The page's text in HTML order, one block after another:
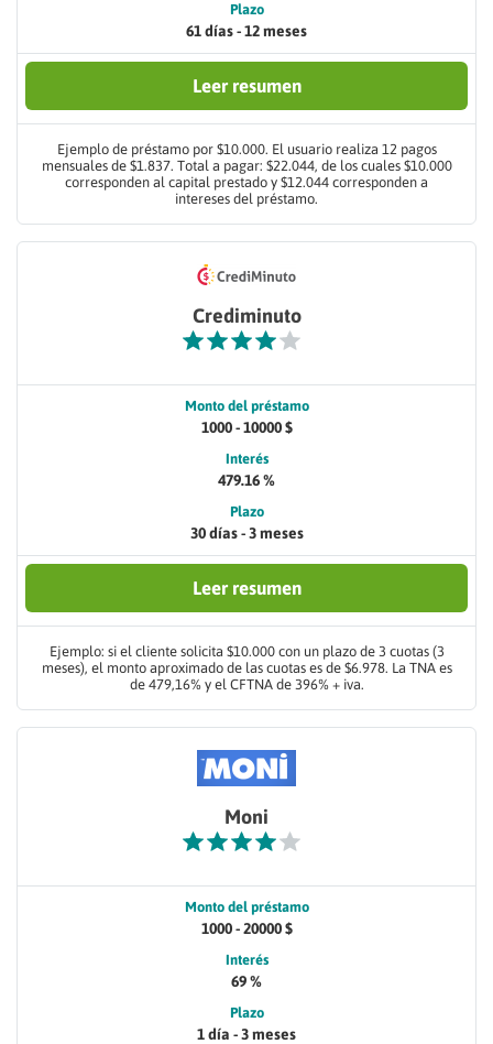
Plazo
61 días - 12 meses
Leer resumen
Ejemplo de préstamo por $10.000. El usuario realiza 12 pagos
mensuales de $1.837. Total a pagar: $22.044, de los cuales $10.000
corresponden al capital prestado y $12.044 corresponden a
intereses del préstamo.
Crediminuto
Monto del préstamo
1000 - 10000 $
Interés
479.16 %
Plazo
30 días - 3 meses
Leer resumen
Ejemplo: si el cliente solicita $10.000 con un plazo de 3 cuotas (3
meses), el monto aproximado de las cuotas es de $6.978. La TNA es
de 479,16% y el CFTNA de 396% + iva.
Moni
Monto del préstamo
1000 - 20000 $
Interés
69 %
Plazo
1 día - 3 meses